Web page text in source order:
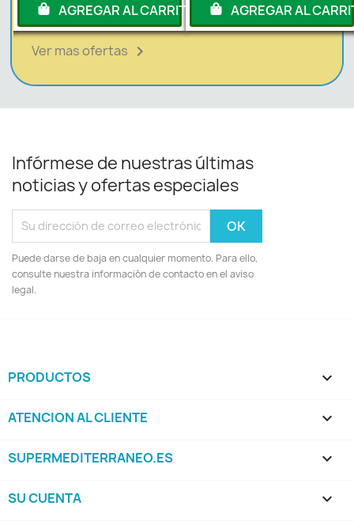
AGREGAR AL CARRITO AGREGAR AL
Ver mas ofertas 
Infórmese de nuestras últimas
noticias y ofertas especiales
Puede darse de baja en cualquier momento. Para ello,
consulte nuestra información de contacto en el aviso
legal.
PRODUCTOS 
ATENCION AL CLIENTE 
SUPERMEDITERRANEO.ES 
SU CUENTA 